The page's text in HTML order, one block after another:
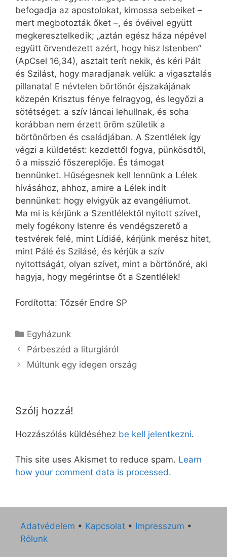
befogadja az apostolokat, kimossa sebeiket –
mert megbotozták őket –, és övéivel együtt
megkeresztelkedik; „aztán egész háza népével
együtt örvendezett azért, hogy hisz Istenben”
(ApCsel 16,34), asztalt terít nekik, és kéri Pált
és Szilást, hogy maradjanak velük: a vigasztalás
pillanata! E névtelen börtönőr éjszakájának
közepén Krisztus fénye felragyog, és legyőzi a
sötétséget: a szív láncai lehullnak, és soha
korábban nem érzett öröm születik a
börtönőrben és családjában. A Szentlélek így
végzi a küldetést: kezdettől fogva, pünkösdtől,
ő a misszió főszereplője. És támogat
bennünket. Hűségesnek kell lennünk a Lélek
hívásához, ahhoz, amire a Lélek indít
bennünket: hogy elvigyük az evangéliumot.
Ma mi is kérjünk a Szentlélektől nyitott szívet,
mely fogékony Istenre és vendégszerető a
testvérek felé, mint Lídiáé, kérjünk merész hitet,
mint Pálé és Szilásé, és kérjük a szív
nyitottságát, olyan szívet, mint a börtönőré, aki
hagyja, hogy megérintse őt a Szentlélek!
Fordította: Tőzsér Endre SP
Kategória
Egyházunk
Párbeszéd a liturgiáról
Múltunk egy idegen ország
Szólj hozzá!
Hozzászólás küldéséhez be kell jelentkezni.
This site uses Akismet to reduce spam. Learn
how your comment data is processed.
Adatvédelem • Kapcsolat • Impresszum •
Rólunk